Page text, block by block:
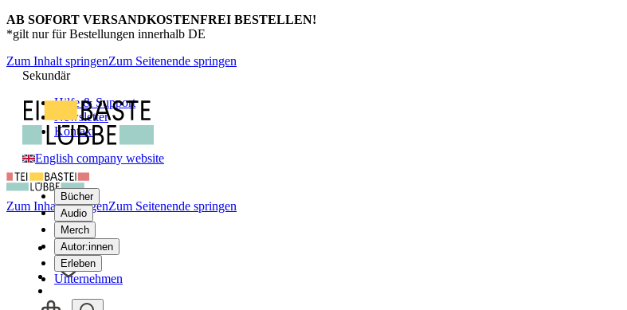
AB SOFORT VERSANDKOSTENFREI BESTELLEN!
*gilt nur für Bestellungen innerhalb DE
Zum Inhalt springenZum Seitenende springen
Sekundär
Hilfe & Support
Newsletter
Kontakt
English company website
Bücher
Audio
Merch
Autor:innen
Erleben
Unternehmen
Zum Inhalt springenZum Seitenende springen